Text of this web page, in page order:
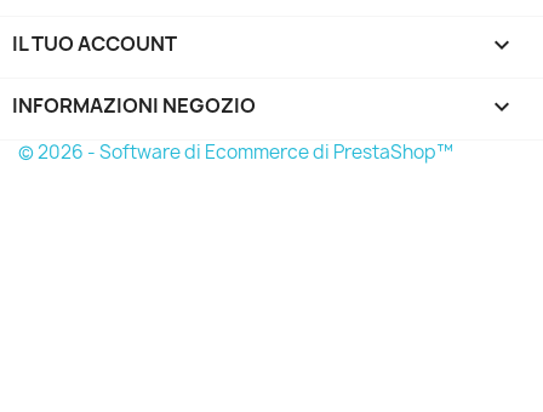
IL TUO ACCOUNT 
INFORMAZIONI NEGOZIO keyboard_arrow_down
© 2026 - Software di Ecommerce di PrestaShop™